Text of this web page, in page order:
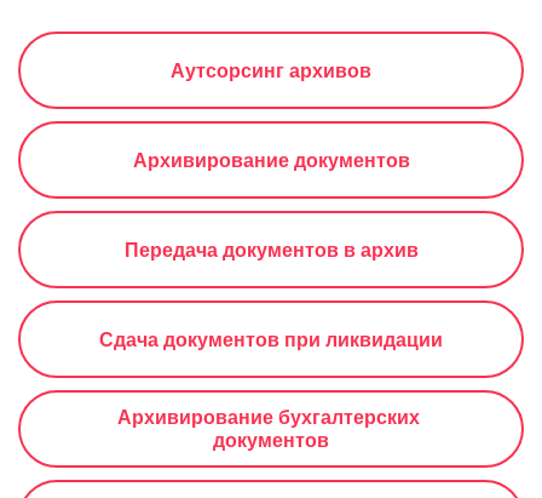
Аутсорсинг архивов
Архивирование документов
Передача документов в архив
Сдача документов при ликвидации
Архивирование бухгалтерских
документов